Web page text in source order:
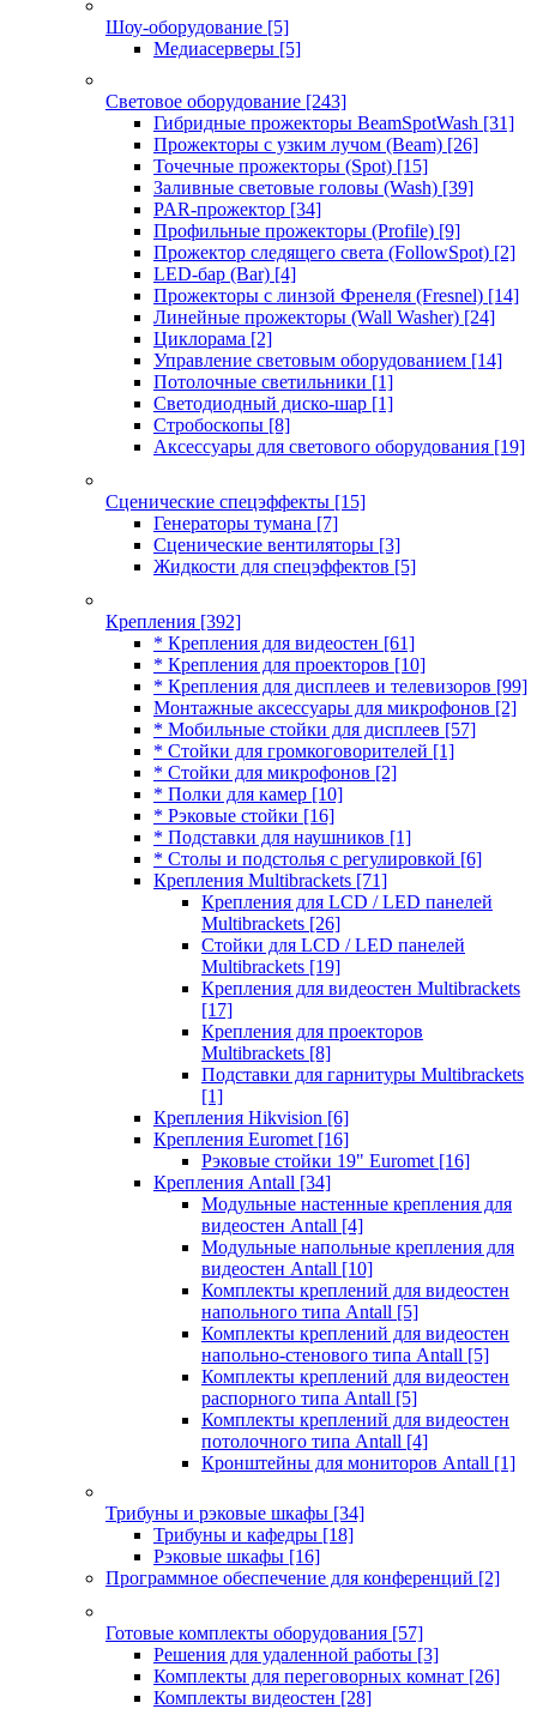
Шоу-оборудование [5]
Медиасерверы [5]
Световое оборудование [243]
Гибридные прожекторы BeamSpotWash [31]
Прожекторы с узким лучом (Beam) [26]
Точечные прожекторы (Spot) [15]
Заливные световые головы (Wash) [39]
PAR-прожектор [34]
Профильные прожекторы (Profile) [9]
Прожектор следящего света (FollowSpot) [2]
LED-бар (Bar) [4]
Прожекторы с линзой Френеля (Fresnel) [14]
Линейные прожекторы (Wall Washer) [24]
Циклорама [2]
Управление световым оборудованием [14]
Потолочные светильники [1]
Светодиодный диско-шар [1]
Стробоскопы [8]
Аксессуары для светового оборудования [19]
Сценические спецэффекты [15]
Генераторы тумана [7]
Сценические вентиляторы [3]
Жидкости для спецэффектов [5]
Крепления [392]
* Крепления для видеостен [61]
* Крепления для проекторов [10]
* Крепления для дисплеев и телевизоров [99]
Монтажные аксессуары для микрофонов [2]
* Мобильные стойки для дисплеев [57]
* Стойки для громкоговорителей [1]
* Стойки для микрофонов [2]
* Полки для камер [10]
* Рэковые стойки [16]
* Подставки для наушников [1]
* Столы и подстолья с регулировкой [6]
Крепления Multibrackets [71]
Крепления для LCD / LED панелей
Multibrackets [26]
Стойки для LCD / LED панелей
Multibrackets [19]
Крепления для видеостен Multibrackets
[17]
Крепления для проекторов
Multibrackets [8]
Подставки для гарнитуры Multibrackets
[1]
Крепления Hikvision [6]
Крепления Euromet [16]
Рэковые стойки 19" Euromet [16]
Крепления Antall [34]
Модульные настенные крепления для
видеостен Antall [4]
Модульные напольные крепления для
видеостен Antall [10]
Комплекты креплений для видеостен
напольного типа Antall [5]
Комплекты креплений для видеостен
напольно-стенового типа Antall [5]
Комплекты креплений для видеостен
распорного типа Antall [5]
Комплекты креплений для видеостен
потолочного типа Antall [4]
Кронштейны для мониторов Antall [1]
Трибуны и рэковые шкафы [34]
Трибуны и кафедры [18]
Рэковые шкафы [16]
Программное обеспечение для конференций [2]
Готовые комплекты оборудования [57]
Решения для удаленной работы [3]
Комплекты для переговорных комнат [26]
Комплекты видеостен [28]